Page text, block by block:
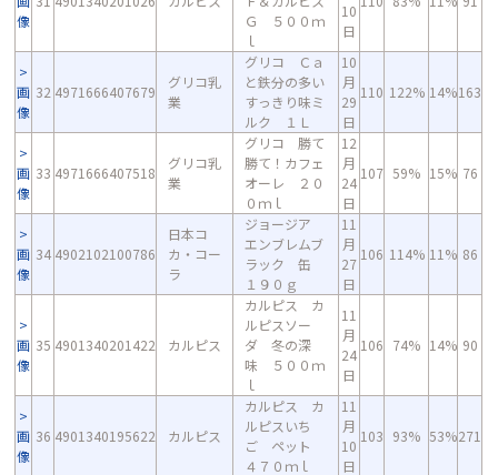
像
Ｇ ５００ｍ
ｌ
10
日
画
像
32 4971666407679
グリコ乳
業
グリコ Ｃａ
と鉄分の多い
すっきり味ミ
ルク １Ｌ
10
月
29
日
110 122% 14%163
画
像
33 4971666407518
グリコ乳
業
グリコ 勝て
勝て！カフェ
オーレ ２０
０ｍｌ
12
月
24
日
107 59% 15% 76
画
像
34 4902102100786
日本コ
カ・コー
ラ
ジョージア
エンブレムブ
ラック 缶
１９０ｇ
11
月
27
日
106 114% 11% 86
画
像
35 4901340201422 カルピス
カルピス カ
ルピスソー
ダ 冬の深
味 ５００ｍ
ｌ
11
月
24
日
106 74% 14% 90
画
像
36 4901340195622 カルピス
カルピス カ
ルピスいち
ご ペット
４７０ｍｌ
11
月
10
日
103 93% 53%271